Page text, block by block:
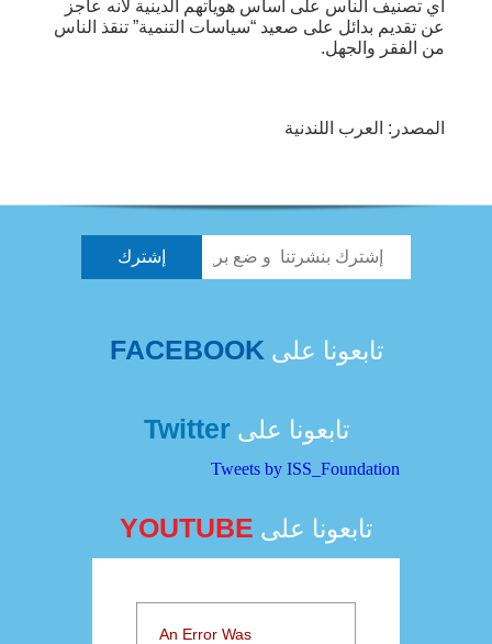
أي تصنيف الناس على أساس هوياتهم الدينية لأنه عاجز
عن تقديم بدائل على صعيد “سياسات التنمية” تنقذ الناس
من الفقر والجهل.
المصدر: العرب اللندنية
تابعونا على FACEBOOK
تابعونا علىTwitter
Tweets by ISS_Foundation
تابعونا على YOUTUBE